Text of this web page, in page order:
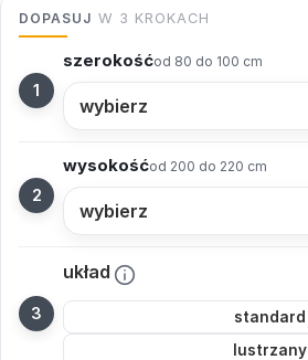
DOPASUJ W 3 KROKACH
szerokośćod 80 do 100 cm
wysokośćod 200 do 220 cm
układ
standard
lustrzany